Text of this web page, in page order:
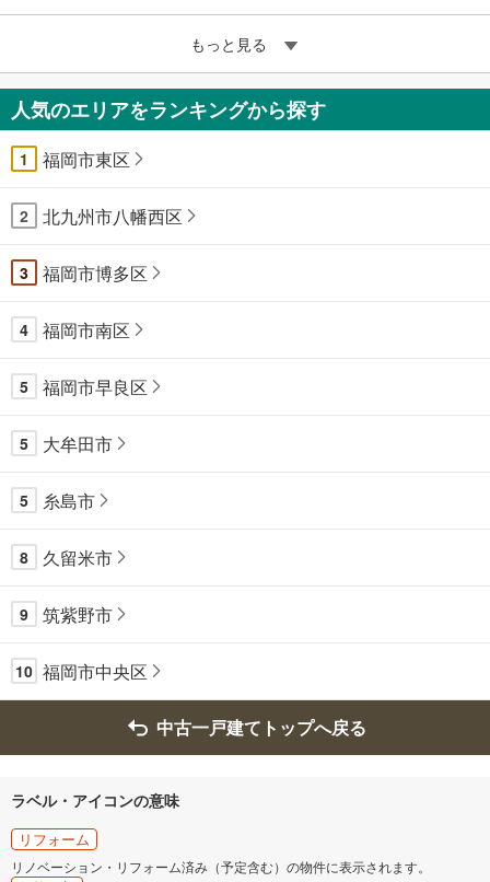
もっと見る
人気のエリアをランキングから探す
1 福岡市東区
2 北九州市八幡西区
3 福岡市博多区
4 福岡市南区
5 福岡市早良区
5 大牟田市
5 糸島市
8 久留米市
9 筑紫野市
10 福岡市中央区
中古一戸建てトップへ戻る
ラベル・アイコンの意味
リフォーム
リノベーション・リフォーム済み（予定含む）の物件に表示されます。